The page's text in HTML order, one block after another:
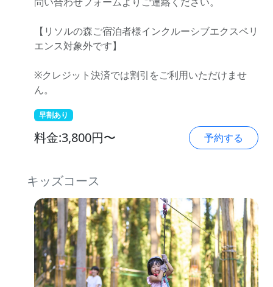
【リソルの森ご宿泊者様インクルーシブエクスペリ
エンス対象外です】
※クレジット決済では割引をご利用いただけませ
ん。
早割あり
料金:3,800円〜 予約する
キッズコース